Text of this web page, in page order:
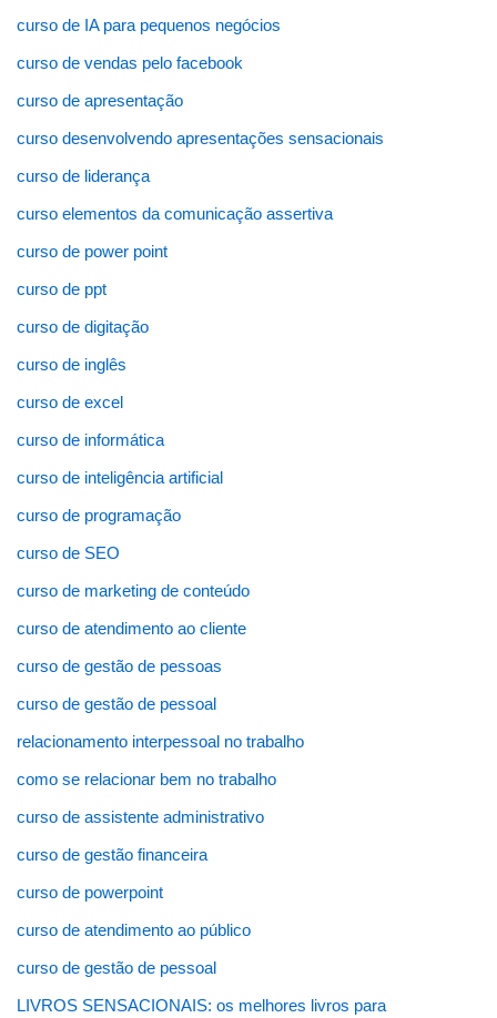
curso de IA para pequenos negócios
curso de vendas pelo facebook
curso de apresentação
curso desenvolvendo apresentações sensacionais
curso de liderança
curso elementos da comunicação assertiva
curso de power point
curso de ppt
curso de digitação
curso de inglês
curso de excel
curso de informática
curso de inteligência artificial
curso de programação
curso de SEO
curso de marketing de conteúdo
curso de atendimento ao cliente
curso de gestão de pessoas
curso de gestão de pessoal
relacionamento interpessoal no trabalho
como se relacionar bem no trabalho
curso de assistente administrativo
curso de gestão financeira
curso de powerpoint
curso de atendimento ao público
curso de gestão de pessoal
LIVROS SENSACIONAIS: os melhores livros para